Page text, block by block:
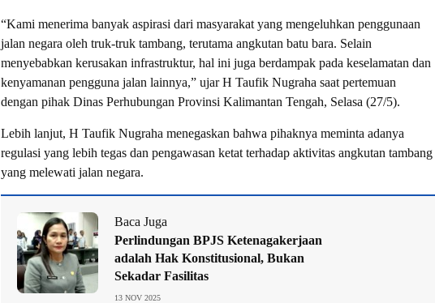
“Kami menerima banyak aspirasi dari masyarakat yang mengeluhkan penggunaan
jalan negara oleh truk-truk tambang, terutama angkutan batu bara. Selain
menyebabkan kerusakan infrastruktur, hal ini juga berdampak pada keselamatan dan
kenyamanan pengguna jalan lainnya,” ujar H Taufik Nugraha saat pertemuan
dengan pihak Dinas Perhubungan Provinsi Kalimantan Tengah, Selasa (27/5).
Lebih lanjut, H Taufik Nugraha menegaskan bahwa pihaknya meminta adanya
regulasi yang lebih tegas dan pengawasan ketat terhadap aktivitas angkutan tambang
yang melewati jalan negara.
Baca Juga
Perlindungan BPJS Ketenagakerjaan
adalah Hak Konstitusional, Bukan
Sekadar Fasilitas
13 NOV 2025